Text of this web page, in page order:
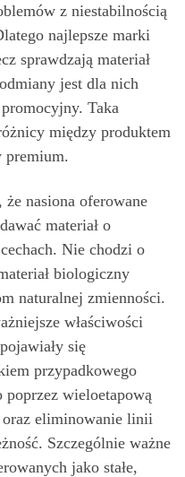
z niestabilnością
najlepsze marki
sprawdzają materiał
jest dla nich
Taka
między produktem
premium.
że nasiona oferowane
materiał o
Nie chodzi o
biologiczny
naturalnej zmienności.
właściwości
się
przypadkowego
wieloetapową
oraz eliminowanie linii
Szczególnie ważne
jako stałe,